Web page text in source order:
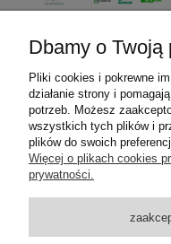
Dbamy o Twoją
Pliki cookies i pokrewne
działanie strony i
potrzeb. Możesz
wszystkich tych plików i
plików do swoich
Więcej o plikach cookies
prywatności.